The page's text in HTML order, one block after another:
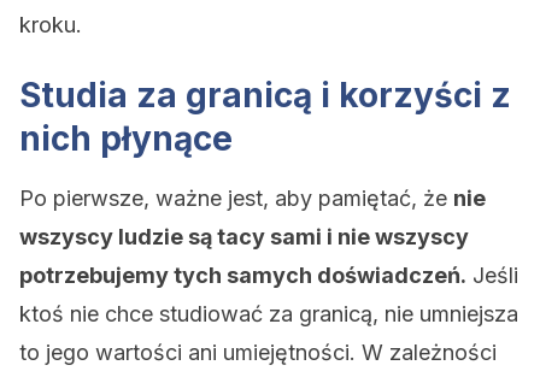
kroku.
Studia za granicą i korzyści z
nich płynące
Po pierwsze, ważne jest, aby pamiętać, że nie
wszyscy ludzie są tacy sami i nie wszyscy
potrzebujemy tych samych doświadczeń. Jeśli
ktoś nie chce studiować za granicą, nie umniejsza
to jego wartości ani umiejętności. W zależności